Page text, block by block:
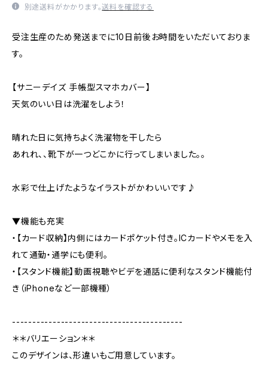
別途送料がかかります。送料を確認する
受注生産のため発送までに10日前後お時間をいただいておりま
す。
【サニーデイズ 手帳型スマホカバー】
天気のいい日は洗濯をしよう！
晴れた日に気持ちよく洗濯物を干したら
あれれ、、靴下が一つどこかに行ってしまいました。。
水彩で仕上げたようなイラストがかわいいです♪
▼機能も充実
・【カード収納】内側にはカードポケット付き。ICカードやメモを入
れて通勤・通学にも便利。
・【スタンド機能】動画視聴やビデを通話に便利なスタンド機能付
き（iPhoneなど一部機種）
------------------------------------------
＊＊バリエーション＊＊
このデザインは、形違いもご用意しています。